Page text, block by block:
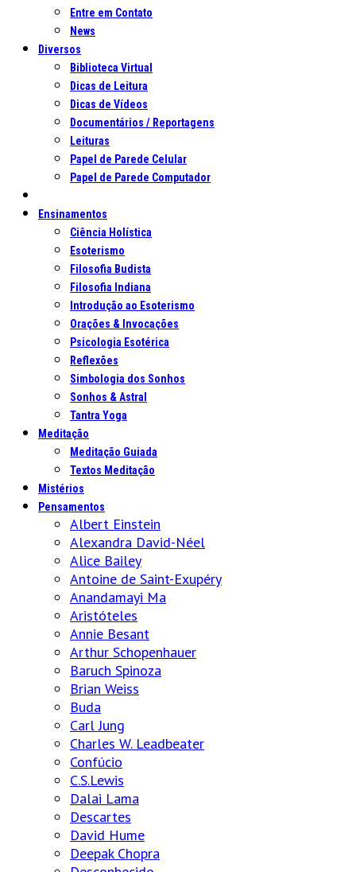
Entre em Contato
News
Diversos
Biblioteca Virtual
Dicas de Leitura
Dicas de Vídeos
Documentários / Reportagens
Leituras
Papel de Parede Celular
Papel de Parede Computador
Ensinamentos
Ciência Holística
Esoterismo
Filosofia Budista
Filosofia Indiana
Introdução ao Esoterismo
Orações & Invocações
Psicologia Esotérica
Reflexões
Simbologia dos Sonhos
Sonhos & Astral
Tantra Yoga
Meditação
Meditação Guiada
Textos Meditação
Mistérios
Pensamentos
Albert Einstein
Alexandra David-Néel
Alice Bailey
Antoine de Saint-Exupéry
Anandamayi Ma
Aristóteles
Annie Besant
Arthur Schopenhauer
Baruch Spinoza
Brian Weiss
Buda
Carl Jung
Charles W. Leadbeater
Confúcio
C.S.Lewis
Dalai Lama
Descartes
David Hume
Deepak Chopra